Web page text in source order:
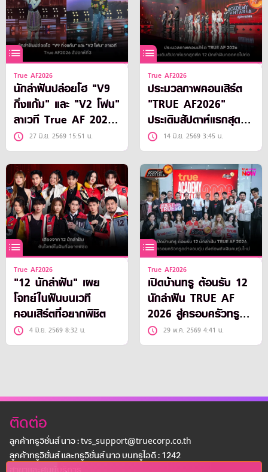
True AF2026
นักล่าฝันปล่อยโฮ "V9
กิ่งแก้ม" และ "V2 โฟน"
ลาเวที True AF 2026
สัปดาห์ "อัตลักษณ์ไทย"
27 มิ.ย. 2569 15:51 น.
True AF2026
ประมวลภาพคอนเสิร์ต
"TRUE AF2026"
ประเดิมสัปดาห์แรกสุด
พีค 12 นักล่าฝันกอดคอ
ไปต่อ
14 มิ.ย. 2569 3:45 น.
True AF2026
"12 นักล่าฝัน" เผย
โจทย์ในฝันบนเวที
คอนเสิร์ตที่อยากพิชิต
4 มิ.ย. 2569 8:32 น.
True AF2026
เปิดบ้านทรู ต้อนรับ 12
นักล่าฝัน TRUE AF
2026 สู่ครอบครัวทรู
อย่างอบอุ่น ส่งต่อพลัง
ฝันคนรุ่นใหม่ ก่อนเริ่ม
29 พ.ค. 2569 4:41 น.
ติดต่อ
ลูกค้าทรูวิชั่นส์ นาว : tvs_support@truecorp.co.th
ลูกค้าทรูวิชั่นส์ และทรูวิชั่นส์ นาว บนทรูไอดี : 1242